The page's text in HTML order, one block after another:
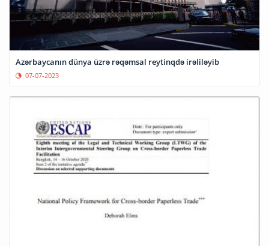
Azərbaycanın dünya üzrə rəqəmsal reytinqdə irəliləyib
07-07-2023